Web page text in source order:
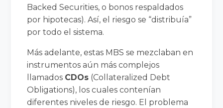
Backed Securities, o bonos respaldados
por hipotecas). Así, el riesgo se “distribuía”
por todo el sistema.
Más adelante, estas MBS se mezclaban en
instrumentos aún más complejos
llamados CDOs (Collateralized Debt
Obligations), los cuales contenían
diferentes niveles de riesgo. El problema